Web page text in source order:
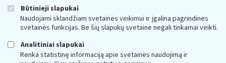
Būtinieji slapukai
Naudojami sklandžiam svetainės veikimui ir įgalina pagrindines
svetainės funkcijas. Be šių slapukų svetainė negali tinkamai veikti.
Analitiniai slapukai
Renka statistinę informaciją apie svetainės naudojimą ir